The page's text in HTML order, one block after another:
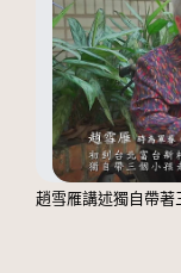
趙雪雁講述獨自帶著